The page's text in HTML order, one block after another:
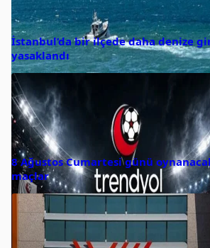
İstanbul’da bir ilçede daha denize
yasaklandı
8 Ağustos Cumartesi günü
maçlar